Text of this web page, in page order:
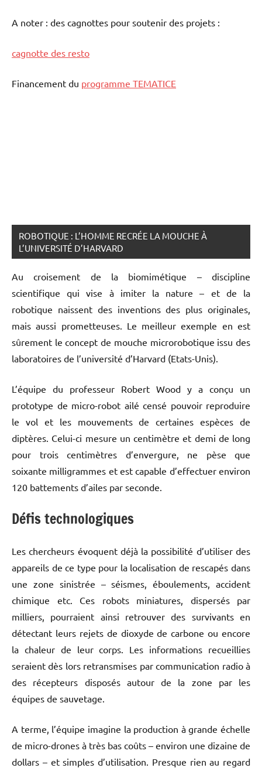
A noter : des cagnottes pour soutenir des projets :
cagnotte des resto
Financement du programme TEMATICE
ROBOTIQUE : L’HOMME RECRÉE LA MOUCHE À
L’UNIVERSITÉ D’HARVARD
Au croisement de la biomimétique – discipline
scientifique qui vise à imiter la nature – et de la
robotique naissent des inventions des plus originales,
mais aussi prometteuses. Le meilleur exemple en est
sûrement le concept de mouche microrobotique issu des
laboratoires de l’université d’Harvard (Etats-Unis).
L’équipe du professeur Robert Wood y a conçu un
prototype de micro-robot ailé censé pouvoir reproduire
le vol et les mouvements de certaines espèces de
diptères. Celui-ci mesure un centimètre et demi de long
pour trois centimètres d’envergure, ne pèse que
soixante milligrammes et est capable d’effectuer environ
120 battements d’ailes par seconde.
Défis technologiques
Les chercheurs évoquent déjà la possibilité d’utiliser des
appareils de ce type pour la localisation de rescapés dans
une zone sinistrée – séismes, éboulements, accident
chimique etc. Ces robots miniatures, dispersés par
milliers, pourraient ainsi retrouver des survivants en
détectant leurs rejets de dioxyde de carbone ou encore
la chaleur de leur corps. Les informations recueillies
seraient dès lors retransmises par communication radio à
des récepteurs disposés autour de la zone par les
équipes de sauvetage.
A terme, l’équipe imagine la production à grande échelle
de micro-drones à très bas coûts – environ une dizaine de
dollars – et simples d’utilisation. Presque rien au regard